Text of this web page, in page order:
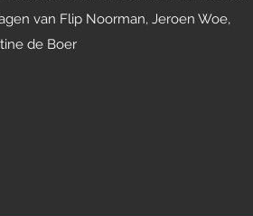
van Flip Noorman, Jeroen Woe,
de Boer